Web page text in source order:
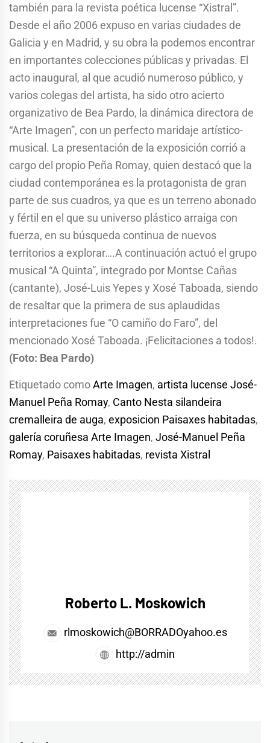
también para la revista poética lucense “Xistral”.
Desde el año 2006 expuso en varias ciudades de
Galicia y en Madrid, y su obra la podemos encontrar
en importantes colecciones públicas y privadas. El
acto inaugural, al que acudió numeroso público, y
varios colegas del artista, ha sido otro acierto
organizativo de Bea Pardo, la dinámica directora de
“Arte Imagen”, con un perfecto maridaje artístico-
musical. La presentación de la exposición corrió a
cargo del propio Peña Romay, quien destacó que la
ciudad contemporánea es la protagonista de gran
parte de sus cuadros, ya que es un terreno abonado
y fértil en el que su universo plástico arraiga con
fuerza, en su búsqueda continua de nuevos
territorios a explorar….A continuación actuó el grupo
musical “A Quinta”, integrado por Montse Cañas
(cantante), José-Luis Yepes y Xosé Taboada, siendo
de resaltar que la primera de sus aplaudidas
interpretaciones fue “O camiño do Faro”, del
mencionado Xosé Taboada. ¡Felicitaciones a todos!.
(Foto: Bea Pardo)
Etiquetado comoArte Imagen, artista lucense José-
Manuel Peña Romay, Canto Nesta silandeira
cremalleira de auga, exposicion Paisaxes habitadas,
galería coruñesa Arte Imagen, José-Manuel Peña
Romay, Paisaxes habitadas, revista Xistral
Roberto L. Moskowich
rlmoskowich@BORRADOyahoo.es
http://admin